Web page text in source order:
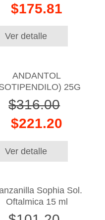
$175.81
Ver detalle
ANDANTOL
25G
$316.00
$221.20
Ver detalle
Sophia Sol.
Oftalmica 15 ml